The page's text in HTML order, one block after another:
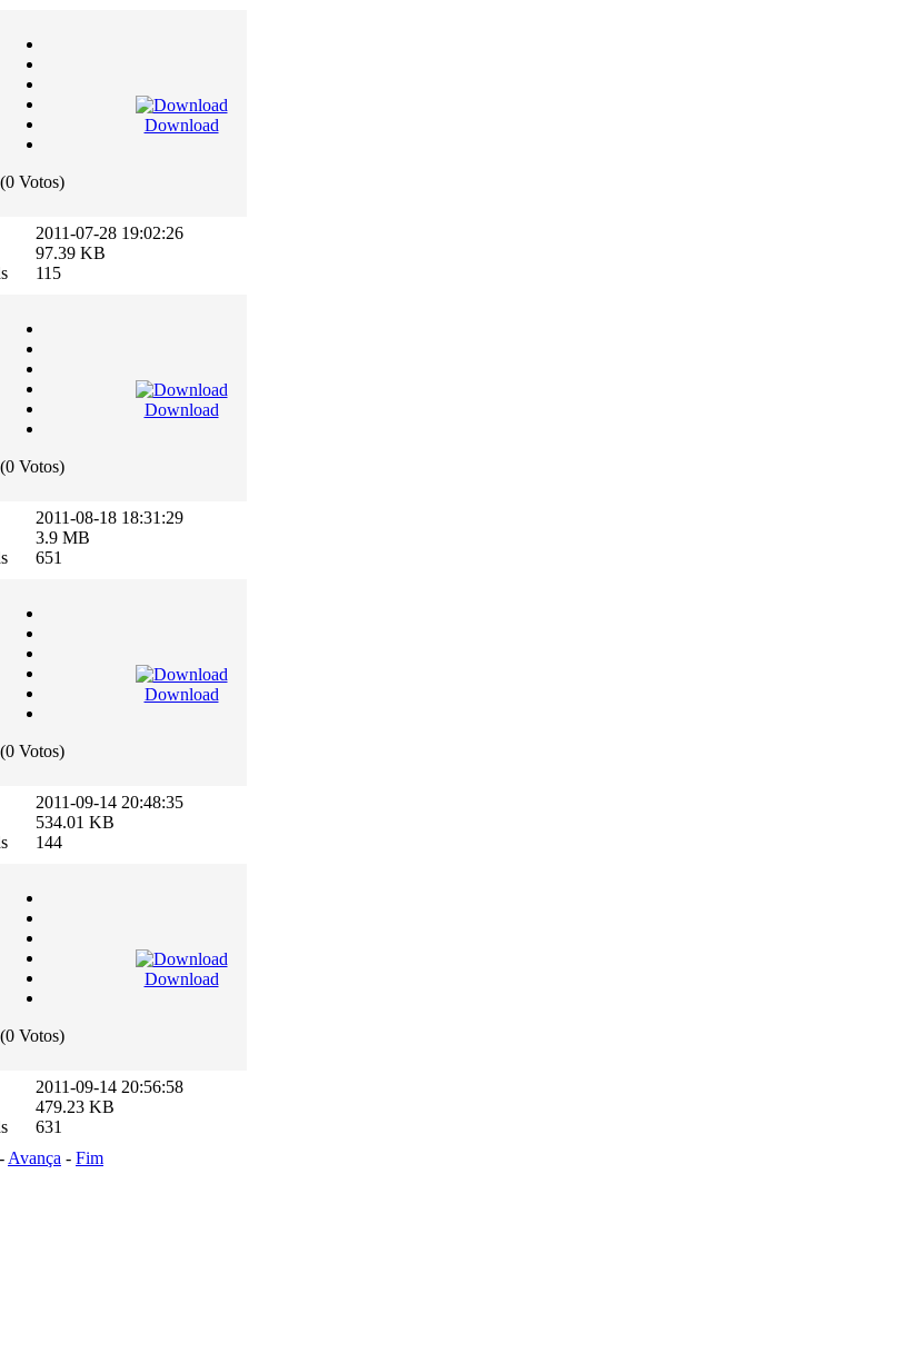
(0 Votos)
Download
2011-07-28 19:02:26
97.39 KB
115
(0 Votos)
Download
2011-08-18 18:31:29
3.9 MB
651
(0 Votos)
Download
2011-09-14 20:48:35
534.01 KB
144
(0 Votos)
Download
2011-09-14 20:56:58
479.23 KB
631
-Avança - Fim